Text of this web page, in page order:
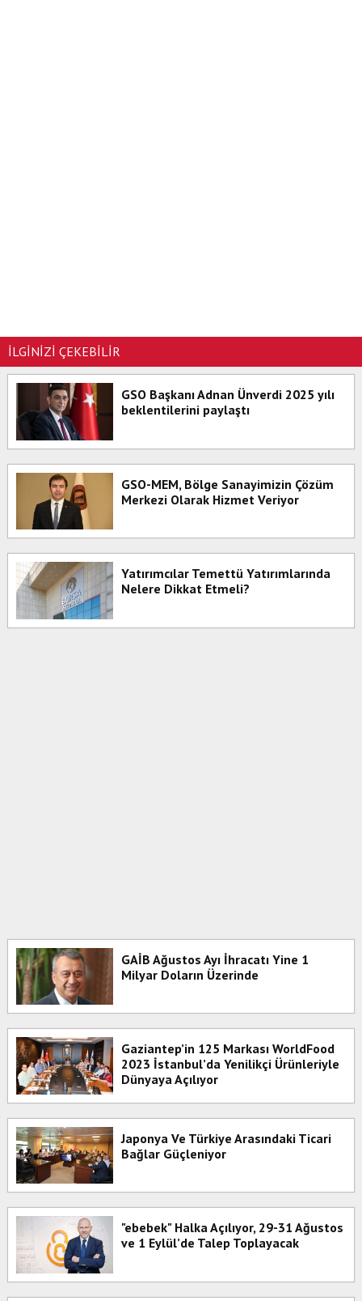
İLGİNİZİ ÇEKEBİLİR
GSO Başkanı Adnan Ünverdi 2025 yılı
beklentilerini paylaştı
GSO-MEM, Bölge Sanayimizin Çözüm
Merkezi Olarak Hizmet Veriyor
Yatırımcılar Temettü Yatırımlarında
Nelere Dikkat Etmeli?
GAİB Ağustos Ayı İhracatı Yine 1
Milyar Doların Üzerinde
Gaziantep’in 125 Markası WorldFood
2023 İstanbul’da Yenilikçi Ürünleriyle
Dünyaya Açılıyor
Japonya Ve Türkiye Arasındaki Ticari
Bağlar Güçleniyor
"ebebek" Halka Açılıyor, 29-31 Ağustos
ve 1 Eylül’de Talep Toplayacak